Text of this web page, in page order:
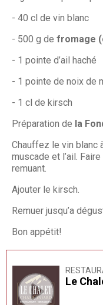
- 40 cl de vin blanc
- 500 g de fromage
- 1 pointe d’ail haché
- 1 pointe de noix de
- 1 cl de kirsch
Préparation de la
Chauffez le vin blanc
muscade et l’ail. Faire
remuant.
Ajouter le kirsch.
Remuer jusqu’a
Bon appétit!
Le